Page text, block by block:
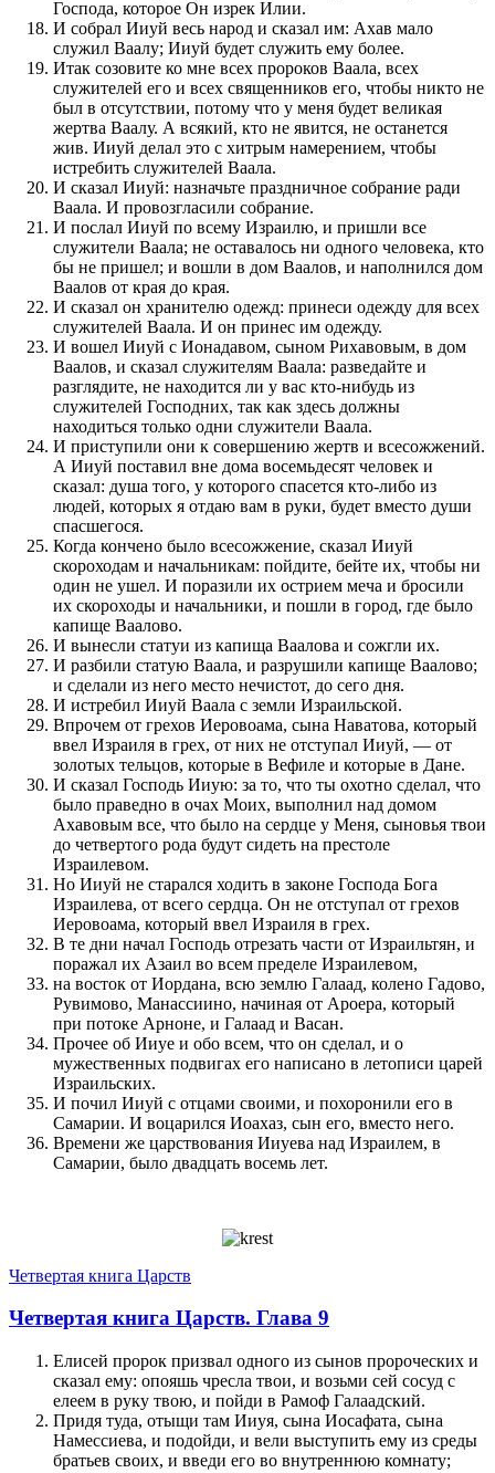
Господа, которое Он изрек Илии.
И собрал Ииуй весь народ и сказал им: Ахав мало
служил Ваалу; Ииуй будет служить ему более.
Итак созовите ко мне всех пророков Ваала, всех
служителей его и всех священников его, чтобы никто не
был в отсутствии, потому что у меня будет великая
жертва Ваалу. А всякий, кто не явится, не останется
жив. Ииуй делал это с хитрым намерением, чтобы
истребить служителей Ваала.
И сказал Ииуй: назначьте праздничное собрание ради
Ваала. И провозгласили собрание.
И послал Ииуй по всему Израилю, и пришли все
служители Ваала; не оставалось ни одного человека, кто
бы не пришел; и вошли в дом Ваалов, и наполнился дом
Ваалов от края до края.
И сказал он хранителю одежд: принеси одежду для всех
служителей Ваала. И он принес им одежду.
И вошел Ииуй с Ионадавом, сыном Рихавовым, в дом
Ваалов, и сказал служителям Ваала: разведайте и
разглядите, не находится ли у вас кто-нибудь из
служителей Господних, так как здесь должны
находиться только одни служители Ваала.
И приступили они к совершению жертв и всесожжений.
А Ииуй поставил вне дома восемьдесят человек и
сказал: душа того, у которого спасется кто-либо из
людей, которых я отдаю вам в руки, будет вместо души
спасшегося.
Когда кончено было всесожжение, сказал Ииуй
скороходам и начальникам: пойдите, бейте их, чтобы ни
один не ушел. И поразили их острием меча и бросили
их скороходы и начальники, и пошли в город, где было
капище Ваалово.
И вынесли статуи из капища Ваалова и сожгли их.
И разбили статую Ваала, и разрушили капище Ваалово;
и сделали из него место нечистот, до сего дня.
И истребил Ииуй Ваала с земли Израильской.
Впрочем от грехов Иеровоама, сына Наватова, который
ввел Израиля в грех, от них не отступал Ииуй, — от
золотых тельцов, которые в Вефиле и которые в Дане.
И сказал Господь Ииую: за то, что ты охотно сделал, что
было праведно в очах Моих, выполнил над домом
Ахавовым все, что было на сердце у Меня, сыновья твои
до четвертого рода будут сидеть на престоле
Израилевом.
Но Ииуй не старался ходить в законе Господа Бога
Израилева, от всего сердца. Он не отступал от грехов
Иеровоама, который ввел Израиля в грех.
В те дни начал Господь отрезать части от Израильтян, и
поражал их Азаил во всем пределе Израилевом,
на восток от Иордана, всю землю Галаад, колено Гадово,
Рувимово, Манассиино, начиная от Ароера, который
при потоке Арноне, и Галаад и Васан.
Прочее об Ииуе и обо всем, что он сделал, и о
мужественных подвигах его написано в летописи царей
Израильских.
И почил Ииуй с отцами своими, и похоронили его в
Самарии. И воцарился Иоахаз, сын его, вместо него.
Времени же царствования Ииуева над Израилем, в
Самарии, было двадцать восемь лет.
Четвертая книга Царств
Четвертая книга Царств. Глава 9
Елисей пророк призвал одного из сынов пророческих и
сказал ему: опояшь чресла твои, и возьми сей сосуд с
елеем в руку твою, и пойди в Рамоф Галаадский.
Придя туда, отыщи там Ииуя, сына Иосафата, сына
Намессиева, и подойди, и вели выступить ему из среды
братьев своих, и введи его во внутреннюю комнату;